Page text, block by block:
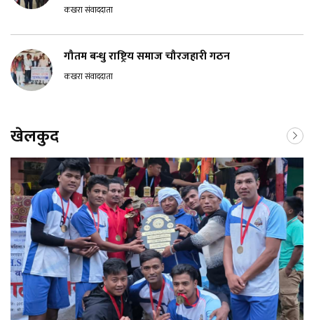
कखरा संवाददाता
गौतम बन्धु राष्ट्रिय समाज चौरजहारी गठन
कखरा संवाददाता
खेलकुद